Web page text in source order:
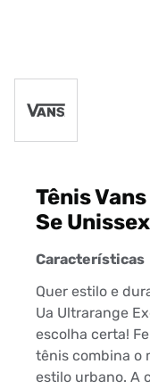
Tênis
Se
Características
Quer estilo e
Ua Ultrarange
escolha certa!
tênis combina o
estilo urbano. A